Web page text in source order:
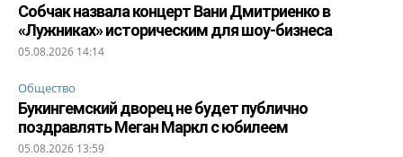
Собчак назвала концерт Вани Дмитриенко в
«Лужниках» историческим для шоу-бизнеса
05.08.2026 14:14
Общество
Букингемский дворец не будет публично
поздравлять Меган Маркл с юбилеем
05.08.2026 13:59